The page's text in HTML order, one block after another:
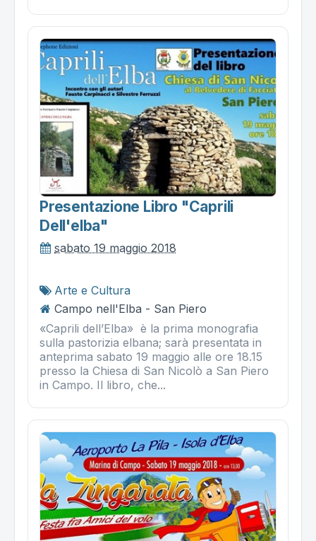
Presentazione Libro "caprili
Dell'elba"
sabato 19 maggio 2018
Arte e Cultura
Campo nell'Elba - San Piero
«Caprili dell’Elba» è la prima monografia
sulla pastorizia elbana; sarà presentata in
anteprima sabato 19 maggio alle ore 18.15
presso la Chiesa di San Nicolò a San Piero
in Campo. Il libro, che...